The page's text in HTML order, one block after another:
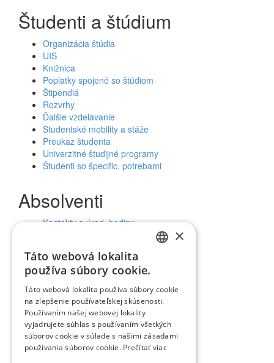
Študenti a štúdium
Organizácia štúdia
UIS
Knižnica
Poplatky spojené so štúdiom
Štipendiá
Rozvrhy
Ďalšie vzdelávanie
Študentské mobility a stáže
Preukaz študenta
Univerzitné študijné programy
Študenti so špecific. potrebami
Absolventi
Kontakty a úrad. hodiny
Verejnosť a médiá
Kalendár udalostí
Univerzitný magazín
Zverejňovanie údajov
Aktuality a oznamy
Ochrana osobných údajov (GDPR)
Vyhlásenie o prístupnosti
×
Táto webová lokalita
používa súbory cookie.
Táto webová lokalita používa súbory cookie
na zlepšenie používateľskej skúsenosti.
Používaním našej webovej lokality
vyjadrujete súhlas s používaním všetkých
súborov cookie v súlade s našimi zásadami
používania súborov cookie. Prečítať viac